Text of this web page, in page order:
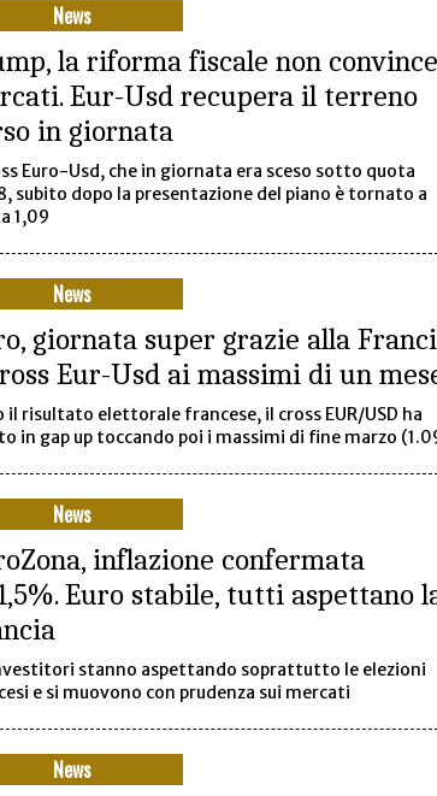
News
la riforma fiscale non
Eur-Usd recupera il terreno
in giornata
Euro-Usd, che in giornata era sceso sotto quota
subito dopo la presentazione del piano è tornato a
1,09
News
giornata super grazie alla
Eur-Usd ai massimi di un
il risultato elettorale francese, il cross EUR/USD ha
in gap up toccando poi i massimi di fine marzo
News
inflazione confermata
Euro stabile, tutti aspettano
stanno aspettando soprattutto le elezioni
e si muovono con prudenza sui mercati
News